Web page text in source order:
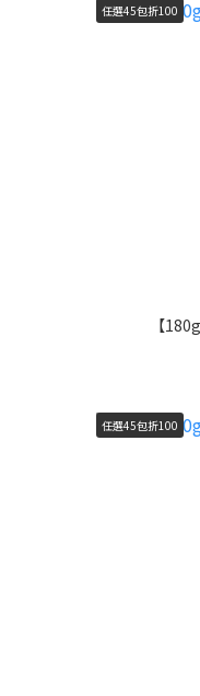
任選45包折100
【
任選45包折100